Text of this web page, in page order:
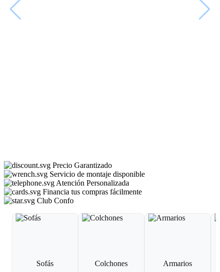
Precio Garantizado
Servicio de montaje disponible
Atención Personalizada
Financia tus compras fácilmente
Club Confo
Sofás Colchones Armarios